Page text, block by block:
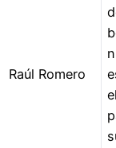
⁠Raúl Romero